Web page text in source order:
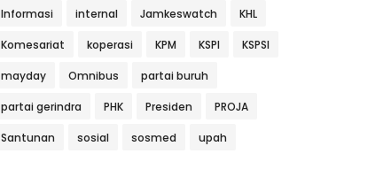
Informasi internal Jamkeswatch KHL
Komesariat koperasi KPM KSPI KSPSI
mayday Omnibus partai buruh
partai gerindra PHK Presiden PROJA
Santunan sosial sosmed upah